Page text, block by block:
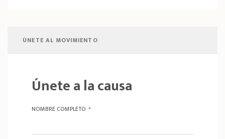
ÚNETE AL MOVIMIENTO
Únete a la causa
NOMBRE COMPLETO *